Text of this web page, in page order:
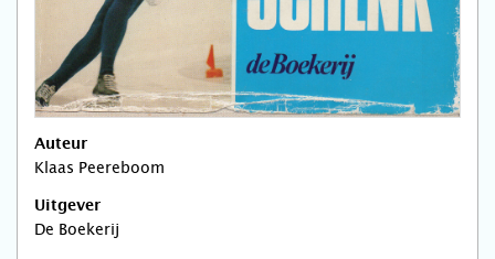
Auteur
Klaas Peereboom
Uitgever
De Boekerij